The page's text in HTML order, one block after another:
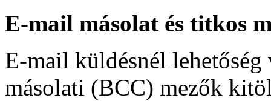
E-mail másolat és titkos
E-mail küldésnél
másolati (BCC) mezők